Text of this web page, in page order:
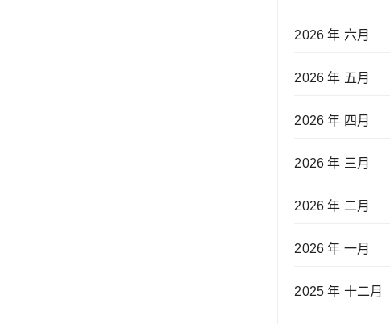
2026 年 六月
2026 年 五月
2026 年 四月
2026 年 三月
2026 年 二月
2026 年 一月
2025 年 十二月